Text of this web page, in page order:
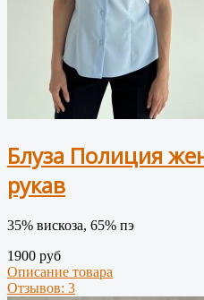
Блуза Полиция
рукав
35% вискоза, 65% пэ
1900 руб
Описание товара
Отзывов: 3